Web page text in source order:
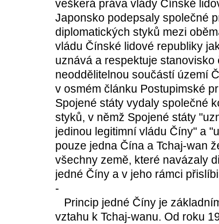
veškerá práva vlády Čínské
Japonsko podepsaly společné
diplomatických styků mezi
vládu Čínské lidové republiky
uznává a respektuje
neoddělitelnou součástí území
v osmém článku Postupimské
Spojené státy vydaly společné
styků, v němž Spojené státy
jedinou legitimní vládu Číny" a
pouze jedna Čína a Tchaj-wan
všechny země, které navázaly
jedné Číny a v jeho rámci
-
Princip jedné Číny je
vztahu k Tchaj-wanu. Od roku